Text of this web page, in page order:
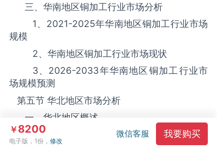
三、华南地区‌‌‌‌‌‌‌铜加工‌‌‌‌‌‌‌‌‌‌‌‌‌‌‌‌‌‌‌行业市场分析
1、 2021-2025年华南地区‌‌‌‌‌‌‌铜加工‌‌‌‌‌‌‌‌‌‌‌‌‌‌‌‌‌‌‌行业市场
规模
2、华南地区‌‌‌‌‌‌‌铜加工‌‌‌‌‌‌‌‌‌‌‌‌‌‌‌‌‌‌‌行业市场现状
3、 2026-2033年华南地区‌‌‌‌‌‌‌铜加工‌‌‌‌‌‌‌‌‌‌‌‌‌‌‌‌‌‌‌行业市
场规模预测
第五节 华北地区市场分析
一、华北地区概述
二、华北地区经济环境分析
￥8200
电子版，1份，修改
微信客服 我要购买